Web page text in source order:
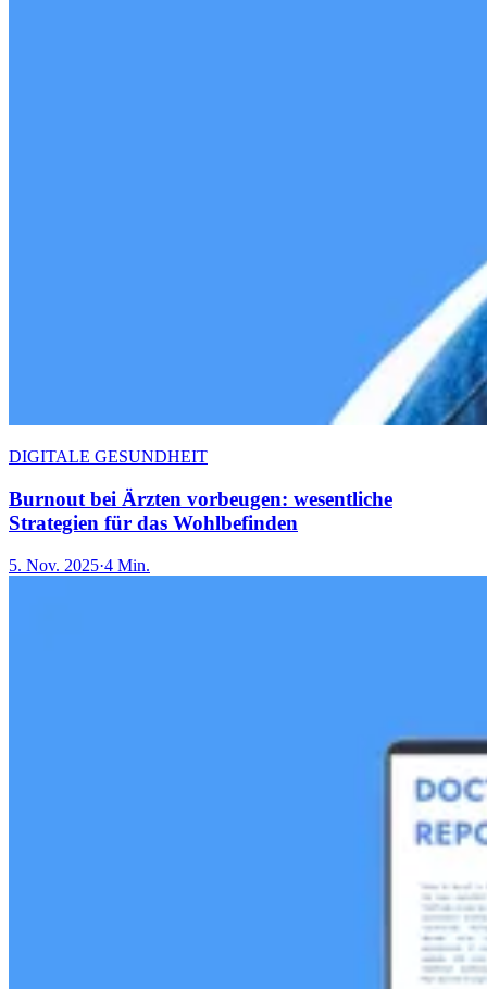
DIGITALE GESUNDHEIT
Burnout bei Ärzten vorbeugen: wesentliche
Strategien für das Wohlbefinden
5. Nov. 2025·4 Min.